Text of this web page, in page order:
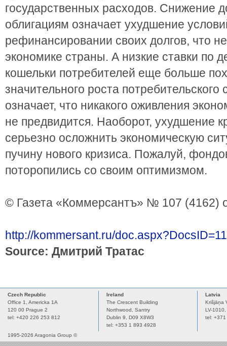
государственных расходов. Снижение
облигациям означает ухудшение
рефинансировании своих долгов, что
экономике страны. А низкие ставки по
кошельки потребителей еще больше
значительного роста
означает, что никакого оживления
не предвидится. Наоборот, ухудшение
серьезно осложнить экономическую
пучину нового кризиса. Пожалуй,
поторопились со своим оптимизмом.
© Газета «Коммерсантъ» № 107 (4162)
http://kommersant.ru/
Source: Дмитрий Тратас
Czech Republic
Office 1, Americka 1A
120 00 Prague 2
tel: +420 226 253 812
Ireland
The Crescent Building
Northwood, Santry
Dublin 9, D09 X8W3
tel: +353 1 893 4928
Latvia
Krišjāņa
LV-
tel:
1995-2026 Aragonia Group ©